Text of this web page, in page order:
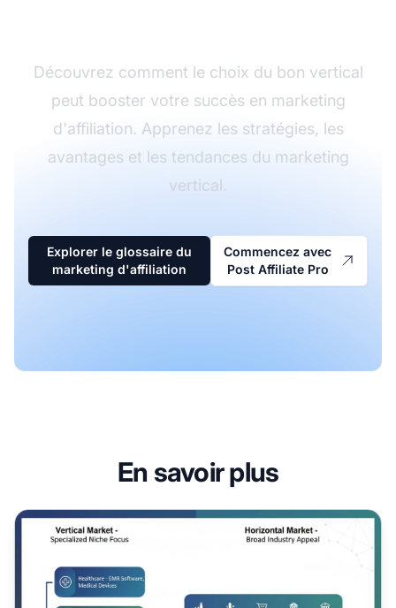
Découvrez comment le choix du bon vertical
peut booster votre succès en marketing
d'affiliation. Apprenez les stratégies, les
avantages et les tendances du marketing
vertical.
Explorer le glossaire du
marketing d'affiliation
Commencez avec
Post Affiliate Pro
En savoir plus
Que signifie «xa0verticalxa0» en entreprise et en